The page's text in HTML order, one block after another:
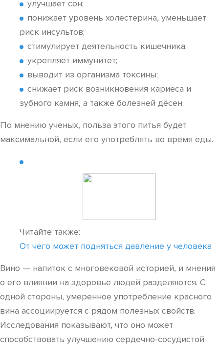
улучшает сон;
понижает уровень холестерина, уменьшает
риск инсультов;
стимулирует деятельность кишечника;
укрепляет иммунитет;
выводит из организма токсины;
снижает риск возникновения кариеса и
зубного камня, а также болезней дёсен.
По мнению ученых, польза этого питья будет
максимальной, если его употреблять во время еды.
Читайте также:
От чего может подняться давление у человека
Вино — напиток с многовековой историей, и мнения
о его влиянии на здоровье людей разделяются. С
одной стороны, умеренное употребление красного
вина ассоциируется с рядом полезных свойств.
Исследования показывают, что оно может
способствовать улучшению сердечно-сосудистой